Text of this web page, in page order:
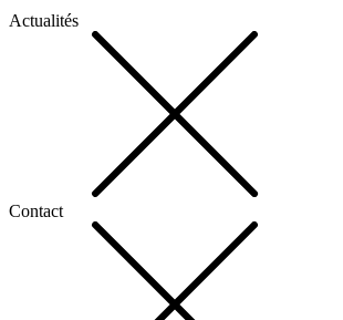
Actualités
Contact